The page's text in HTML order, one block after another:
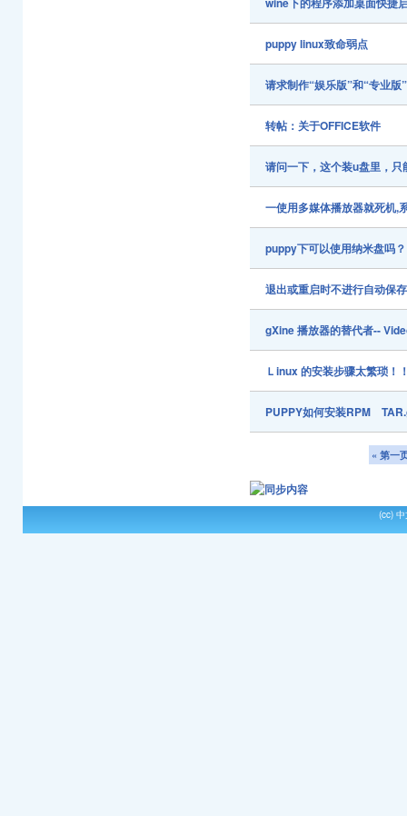
puppy linux致命弱点
请求制作“娱乐版”和“专业
转帖：关于OFFICE软件
请问一下，这个装u盘里，
一使用多媒体播放器就死机,
puppy下可以使用纳米盘吗？
退出或重启时不进行自动保
gXine 播放器的替代者--
Ｌinux 的安装步骤太繁琐！
PUPPY如何安装RPM
« 第一
(cc)中